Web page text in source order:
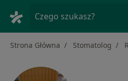
Czego szukasz?
Strona Główna Stomatolog